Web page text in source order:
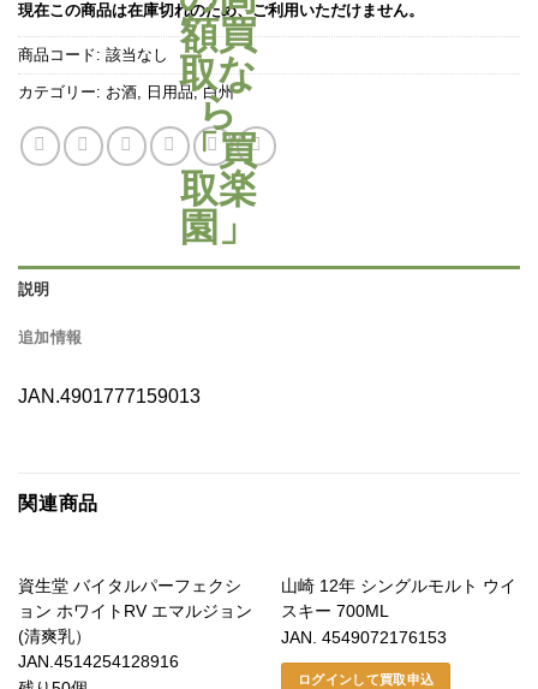
現在この商品は在庫切れのため、ご利用いただけません。
商品コード: 該当なし
カテゴリー: お酒 日用品,白州
説明
追加情報
JAN.4901777159013
関連商品
資生堂 バイタルパーフェクシ
ョン ホワイトRV エマルジョン
(清爽乳）
JAN.4514254128916
山崎 12年 シングルモルト ウイ
スキー 700ML
JAN. 4549072176153
ログインして買取申込